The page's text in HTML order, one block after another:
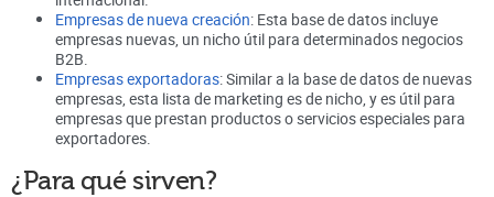
Empresas de nueva creación: Esta base de datos incluye
empresas nuevas, un nicho útil para determinados negocios
B2B.
Empresas exportadoras: Similar a la base de datos de nuevas
empresas, esta lista de marketing es de nicho, y es útil para
empresas que prestan productos o servicios especiales para
exportadores.
¿Para qué sirven?